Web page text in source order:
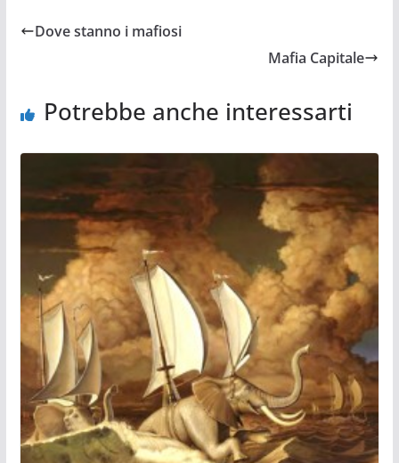
Dove stanno i mafiosi
Mafia Capitale
Potrebbe anche interessarti